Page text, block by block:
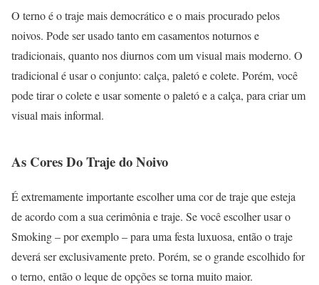
O terno é o traje mais democrático e o mais procurado pelos
noivos. Pode ser usado tanto em casamentos noturnos e
tradicionais, quanto nos diurnos com um visual mais moderno. O
tradicional é usar o conjunto: calça, paletó e colete. Porém, você
pode tirar o colete e usar somente o paletó e a calça, para criar um
visual mais informal.
As Cores Do Traje do Noivo
É extremamente importante escolher uma cor de traje que esteja
de acordo com a sua cerimônia e traje. Se você escolher usar o
Smoking – por exemplo – para uma festa luxuosa, então o traje
deverá ser exclusivamente preto. Porém, se o grande escolhido for
o terno, então o leque de opções se torna muito maior.